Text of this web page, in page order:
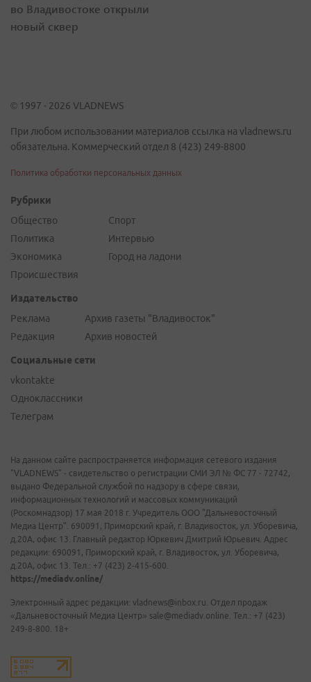
во Владивостоке открыли
новый сквер
© 1997 - 2026 VLADNEWS
При любом использовании материалов ссылка на vladnews.ru
обязательна. Коммерческий отдел 8 (423) 249-8800
Политика обработки персональных данных
Рубрики
Общество
Политика
Экономика
Происшествия
Спорт
Интервью
Город на ладони
Издательство
Реклама
Редакция
Архив газеты "Владивосток"
Архив новостей
Социальные сети
vkontakte
Одноклассники
Телеграм
На данном сайте распространяется информация сетевого издания
"VLADNEWS" - свидетельство о регистрации СМИ ЭЛ № ФС 77 - 72742,
выдано Федеральной службой по надзору в сфере связи,
информационных технологий и массовых коммуникаций
(Роскомнадзор) 17 мая 2018 г. Учредитель ООО "Дальневосточный
Медиа Центр". 690091, Приморский край, г. Владивосток, ул. Уборевича,
д.20А, офис 13. Главный редактор Юркевич Дмитрий Юрьевич. Адрес
редакции: 690091, Приморский край, г. Владивосток, ул. Уборевича,
д.20А, офис 13. Тел.: +7 (423) 2-415-600.
https://mediadv.online/
Электронный адрес редакции: vladnews@inbox.ru. Отдел продаж
«Дальневосточный Медиа Центр» sale@mediadv.online. Тел.: +7 (423)
249-8-800. 18+